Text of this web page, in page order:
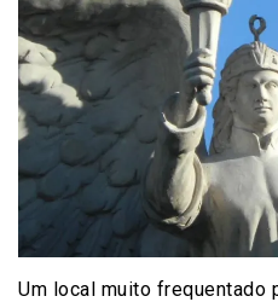
Um local muito